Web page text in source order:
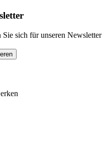
sich für unseren Newsletter